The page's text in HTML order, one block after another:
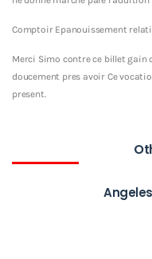
Comptoir Epanouissement
Merci Simo contre ce billet gain
doucement pres avoir Ce
present.